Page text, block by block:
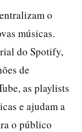
o
músicas.
do Spotify,
de
as playlists
e ajudam a
o público